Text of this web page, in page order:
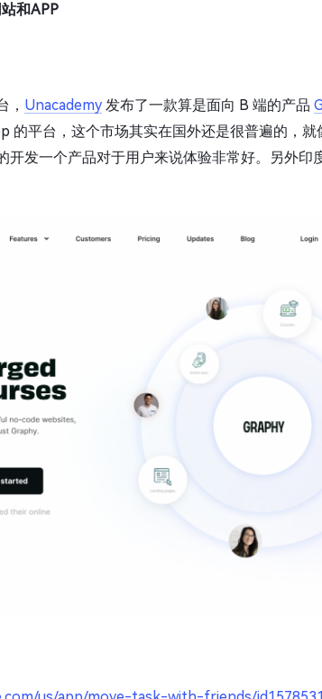
和APP
， Unacademy 发布了一款算是面向 B 端的产品
的平台，这个市场其实在国外还是很普遍的，
开发一个产品对于用户来说体验非常好。另外印